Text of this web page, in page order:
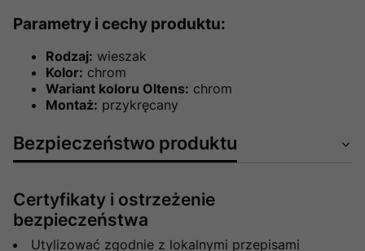
Parametry i cechy produktu:
Rodzaj: wieszak
Kolor: chrom
Wariant koloru Oltens: chrom
Montaż: przykręcany
Bezpieczeństwo produktu
Certyfikaty i ostrzeżenie
bezpieczeństwa
Utylizować zgodnie z lokalnymi przepisami